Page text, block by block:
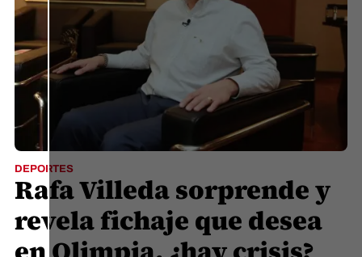
DEPORTES
Rafa Villeda sorprende y
revela fichaje que desea